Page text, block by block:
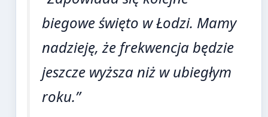
biegowe święto w Łodzi. Mamy
nadzieję, że frekwencja będzie
jeszcze wyższa niż w ubiegłym
roku.”